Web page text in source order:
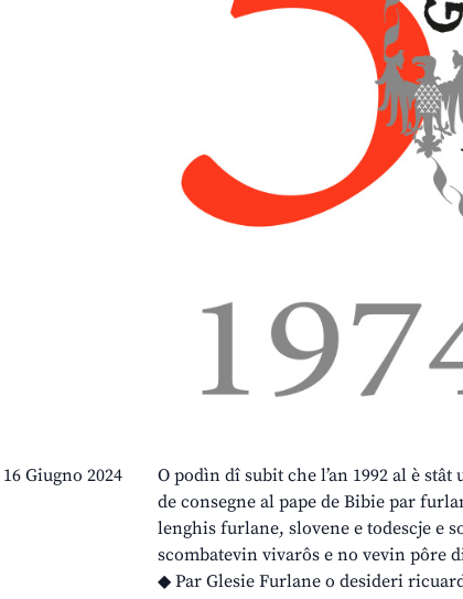
16 Giugno 2024
O podìn dî subit che l’an 1992 al è
de consegne al pape de Bibie par
lenghis furlane, slovene e todescje e
scombatevin vivarôs e no vevin pôre
◆ Par Glesie Furlane o desideri